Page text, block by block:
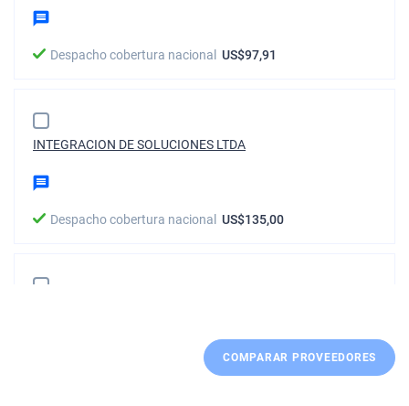
Despacho cobertura nacional US$97,91
INTEGRACION DE SOLUCIONES LTDA
Despacho cobertura nacional US$135,00
COMPARAR PROVEEDORES